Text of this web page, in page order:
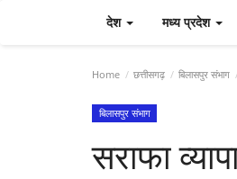
देश मध्य प्रदेश
Home छत्तीसगढ़ बिलासपुर संभाग
बिलासपुर संभाग
सराफा